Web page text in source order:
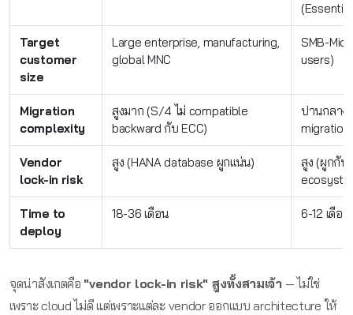
Target
customer
size
Large enterprise, manufacturing,
global MNC
SMB-
users)
Migration
complexity
สูงมาก (S/4 ไม่ compatible
backward กับ ECC)
ปานกลาง
Vendor
lock-in risk
สูง (HANA database ผูกแน่น)
สูง (ผูกกับ
Time to
deploy
18-36 เดือน 6-12 เดือน
จุดน่าสังเกตคือ "vendor lock-in risk" สูงทั้งสามเจ้า— ไม่ใช่
เพราะ cloud ไม่ดี แต่เพราะแต่ละ vendor ออกแบบ architecture ให้